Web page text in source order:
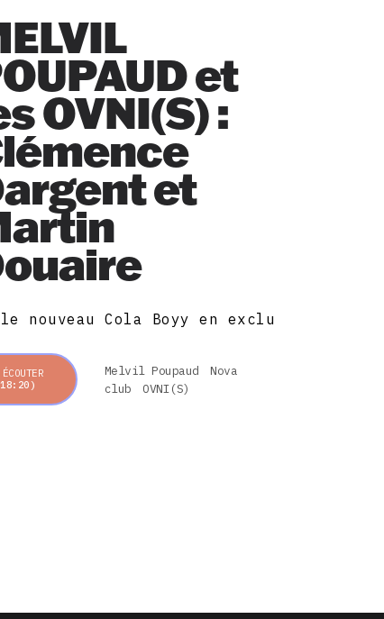
et
OVNI(S) :
et
nouveau Cola Boyy en exclu
ÉCOUTER
Melvil Poupaud
Nova
club
OVNI(S)